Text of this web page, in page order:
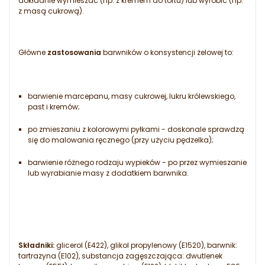
z masą cukrową).
Główne zastosowania barwników o konsystencji żelowej to:
barwienie marcepanu, masy cukrowej, lukru królewskiego,
past i kremów;
po zmieszaniu z kolorowymi pyłkami - doskonale sprawdzą
się do malowania ręcznego (przy użyciu pędzelka);
barwienie różnego rodzaju wypieków - po przez wymieszanie
lub wyrabianie masy z dodatkiem barwnika.
Składniki:glicerol (E422), glikol propylenowy (E1520), barwnik:
tartrazyna (E102), substancja zagęszczająca: dwutlenek